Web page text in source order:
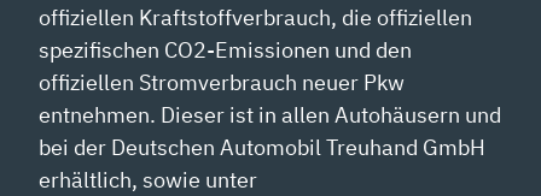
offiziellen Kraftstoffverbrauch, die offiziellen
spezifischen CO2-Emissionen und den
offiziellen Stromverbrauch neuer Pkw
entnehmen. Dieser ist in allen Autohäusern und
bei der Deutschen Automobil Treuhand GmbH
erhältlich, sowie unter